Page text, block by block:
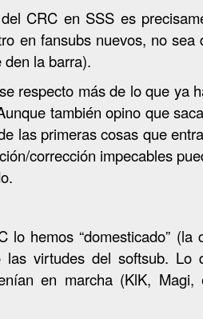
del CRC en SSS es
en fansubs nuevos, no sea
den la barra).
respecto más de lo que ya
también opino que
las primeras cosas que
corrección impecables
lo hemos “domesticado”
las virtudes del softsub. Lo
en marcha (KlK, Magi,